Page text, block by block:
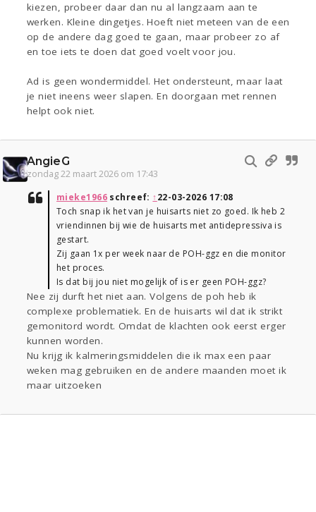
kiezen, probeer daar dan nu al langzaam aan te
werken. Kleine dingetjes. Hoeft niet meteen van de een
op de andere dag goed te gaan, maar probeer zo af
en toe iets te doen dat goed voelt voor jou.
Ad is geen wondermiddel. Het ondersteunt, maar laat
je niet ineens weer slapen. En doorgaan met rennen
helpt ook niet.
AngieG
zondag 22 maart 2026 om 17:43
mieke1966schreef: ↑22-03-2026 17:08
Toch snap ik het van je huisarts niet zo goed. Ik heb 2
vriendinnen bij wie de huisarts met antidepressiva is
gestart.
Zij gaan 1x per week naar de POH-ggz en die monitor
het proces.
Is dat bij jou niet mogelijk of is er geen POH-ggz?
Nee zij durft het niet aan. Volgens de poh heb ik
complexe problematiek. En de huisarts wil dat ik strikt
gemonitord wordt. Omdat de klachten ook eerst erger
kunnen worden.
Nu krijg ik kalmeringsmiddelen die ik max een paar
weken mag gebruiken en de andere maanden moet ik
maar uitzoeken